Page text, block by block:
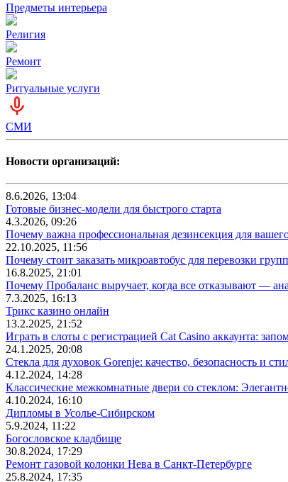
Предметы интерьера
Религия
Ремонт
Ритуальные услуги
СМИ
Новости организаций:
8.6.2026, 13:04
Готовые бизнес-модели для быстрого старта
4.3.2026, 09:26
Почему важна профессиональная дезинсекция для
22.10.2025, 11:56
Почему стоит заказать микроавтобус для перевозки
16.8.2025, 21:01
Почему Пробаланс выручает, когда все отказывают —
7.3.2025, 16:13
Трикс казино онлайн
13.2.2025, 21:52
Играть в слоты с регистрацией Cat Casino аккаунта:
24.1.2025, 20:08
Стекла для духовок Gorenje: качество, безопасность и
4.12.2024, 14:28
Классические межкомнатные двери со стеклом:
4.10.2024, 16:10
Дипломы в Усолье-Сибирском
5.9.2024, 11:22
Богословское кладбище
30.8.2024, 17:29
Ремонт газовой колонки Нева в Санкт-Петербурге
25.8.2024, 17:35